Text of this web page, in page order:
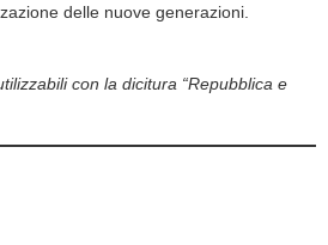
delle nuove generazioni.
con la dicitura “Repubblica e